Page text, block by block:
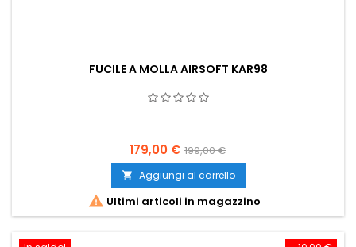
FUCILE A MOLLA AIRSOFT KAR98
179,00 € 199,00 €
 Aggiungi al carrello
 Ultimi articoli in magazzino